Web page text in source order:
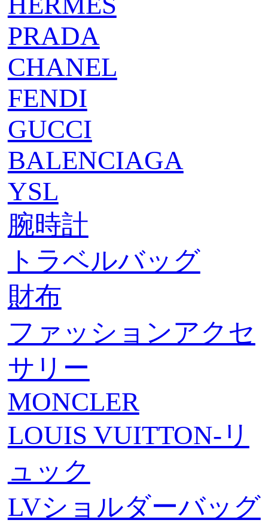
PRADA
CHANEL
FENDI
GUCCI
BALENCIAGA
YSL
腕時計
トラベルバッグ
財布
ファッションアクセ
サリー
MONCLER
LOUIS VUITTON-リ
ュック
LVショルダーバッグ